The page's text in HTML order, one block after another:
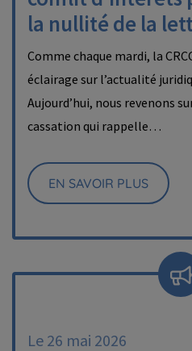
la nullité de la
Comme chaque mardi, la
éclairage sur l’actualité
Aujourd’hui, nous revenons
cassation qui rappelle…
EN SAVOIR PLUS
Le 26 mai 2026